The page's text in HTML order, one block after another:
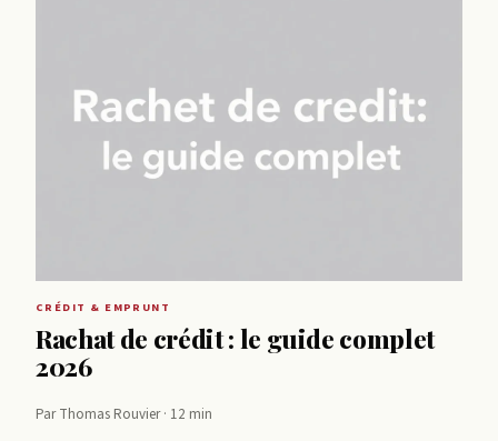
CRÉDIT & EMPRUNT
Rachat de crédit : le guide complet
2026
Par Thomas Rouvier · 12 min